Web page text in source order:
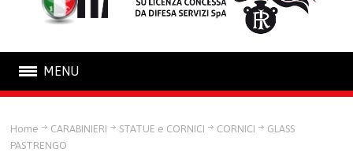
MENU
STATUE E CORNICI
Home CARABINIERI STATUE e CORNICI CORNICI
GLASS
PASTRENGO